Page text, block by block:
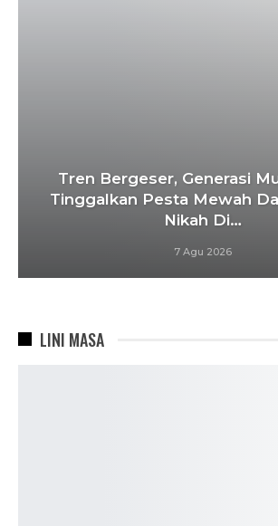
Tren Bergeser, Generasi
Tinggalkan Pesta Mewah
Nikah Di…
7 Agu 2026
LINI MASA